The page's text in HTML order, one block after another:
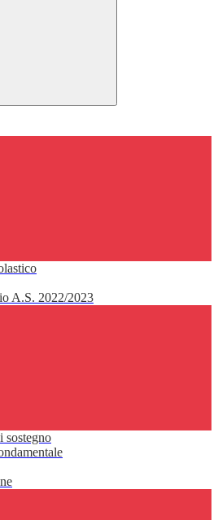
A.S. 2022/2023
sostegno